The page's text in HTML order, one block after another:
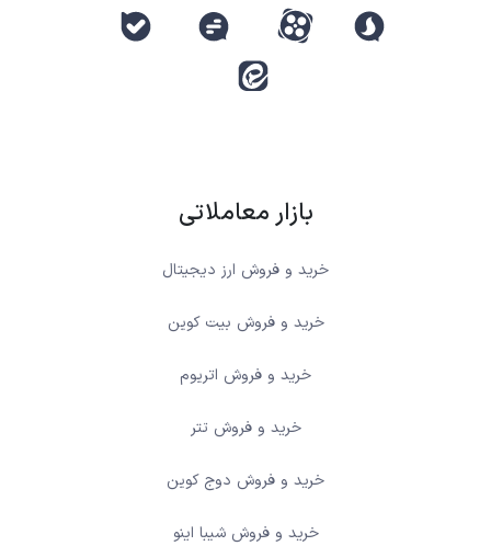
بازار معاملاتی
خرید و فروش ارز دیجیتال
خرید و فروش بیت کوین
خرید و فروش اتریوم
خرید و فروش تتر
خرید و فروش دوج کوین
خرید و فروش شیبا اینو